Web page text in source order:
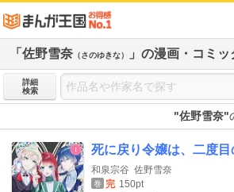
「佐野雪奈 （さのゆきな） 」の漫画・コミ
詳細
検索
"佐野雪奈"
死に戻り令嬢は、二度
和泉宗谷 佐野雪奈
巻 完 150pt